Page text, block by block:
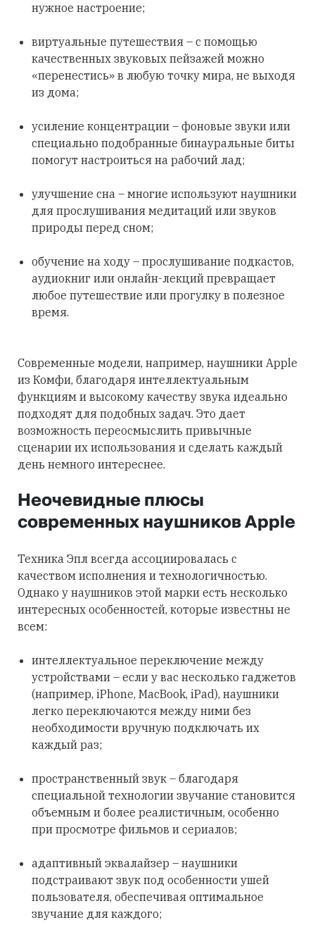
нужное настроение;
виртуальные путешествия – с помощью
качественных звуковых пейзажей можно
«перенестись» в любую точку мира, не выходя
из дома;
усиление концентрации – фоновые звуки или
специально подобранные бинауральные биты
помогут настроиться на рабочий лад;
улучшение сна – многие используют наушники
для прослушивания медитаций или звуков
природы перед сном;
обучение на ходу – прослушивание подкастов,
аудиокниг или онлайн-лекций превращает
любое путешествие или прогулку в полезное
время.
Современные модели, например, наушники Apple
из Комфи, благодаря интеллектуальным
функциям и высокому качеству звука идеально
подходят для подобных задач. Это дает
возможность переосмыслить привычные
сценарии их использования и сделать каждый
день немного интереснее.
Неочевидные плюсы
современных наушников Apple
Техника Эпл всегда ассоциировалась с
качеством исполнения и технологичностью.
Однако у наушников этой марки есть несколько
интересных особенностей, которые известны не
всем:
интеллектуальное переключение между
устройствами – если у вас несколько гаджетов
(например, iPhone, MacBook, iPad), наушники
легко переключаются между ними без
необходимости вручную подключать их
каждый раз;
пространственный звук – благодаря
специальной технологии звучание становится
объемным и более реалистичным, особенно
при просмотре фильмов и сериалов;
адаптивный эквалайзер – наушники
подстраивают звук под особенности ушей
пользователя, обеспечивая оптимальное
звучание для каждого;